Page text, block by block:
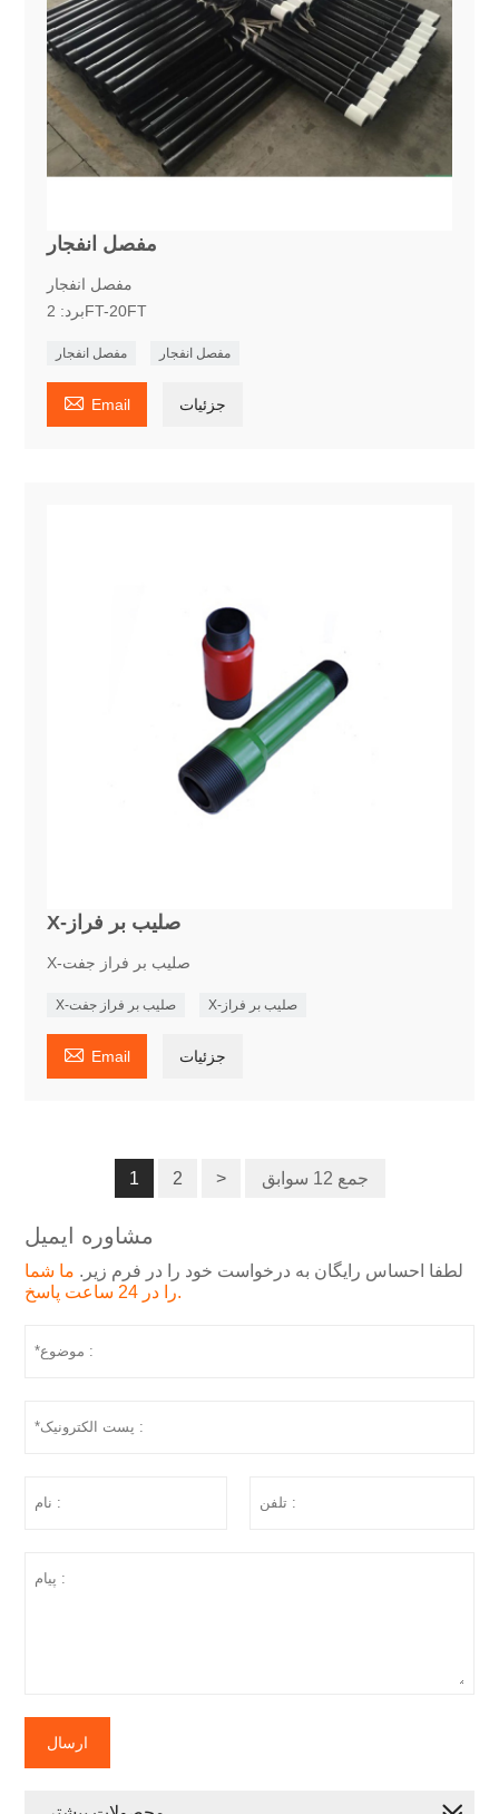
مفصل انفجار
مفصل انفجار
برد: 2FT-20FT
مفصل انفجار مفصل انفجار
 Email جزئیات
X-صلیب بر فراز
X-صلیب بر فراز جفت
X-صلیب بر فراز جفت X-صلیب بر فراز
 Email جزئیات
1 2 > جمع 12 سوابق
مشاوره ایمیل
لطفا احساس رایگان به درخواست خود را در فرم زیر. ما شما
را در 24 ساعت پاسخ.
ارسال